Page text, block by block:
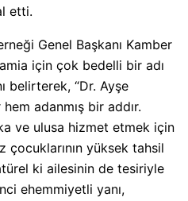
etti.
Genel Başkanı Kamber
için çok bedelli bir adı
belirterek, “Dr. Ayşe
adanmış bir addır.
ve ulusa hizmet etmek için
çocuklarının yüksek tahsil
ki ailesinin de tesiriyle
ehemmiyetli yanı,